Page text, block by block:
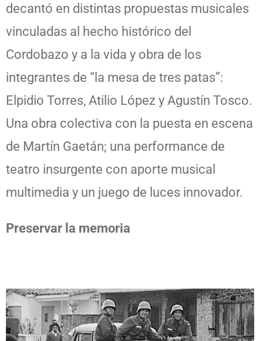
decantó en distintas propuestas musicales
vinculadas al hecho histórico del
Cordobazo y a la vida y obra de los
integrantes de “la mesa de tres patas”:
Elpidio Torres, Atilio López y Agustín Tosco.
Una obra colectiva con la puesta en escena
de Martín Gaetán; una performance de
teatro insurgente con aporte musical
multimedia y un juego de luces innovador.
Preservar la memoria